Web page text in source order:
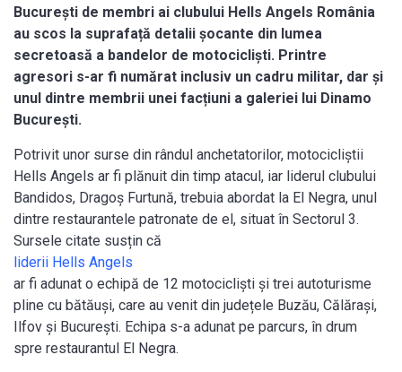
București de membri ai clubului Hells Angels România
au scos la suprafață detalii șocante din lumea
secretoasă a bandelor de motocicliști. Printre
agresori s-ar fi numărat inclusiv un cadru militar, dar și
unul dintre membrii unei facțiuni a galeriei lui Dinamo
București.
Potrivit unor surse din rândul anchetatorilor, motocicliștii
Hells Angels ar fi plănuit din timp atacul, iar liderul clubului
Bandidos, Dragoș Furtună, trebuia abordat la El Negra, unul
dintre restaurantele patronate de el, situat în Sectorul 3.
Sursele citate susțin că
liderii Hells Angels
ar fi adunat o echipă de 12 motocicliști și trei autoturisme
pline cu bătăuși, care au venit din județele Buzău, Călărași,
Ilfov și București. Echipa s-a adunat pe parcurs, în drum
spre restaurantul El Negra.